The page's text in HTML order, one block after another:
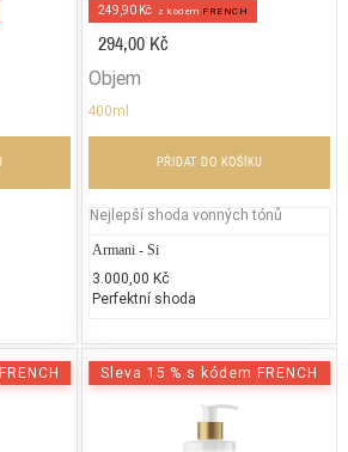
249,90 Kč z kodem FRENCH
294,00 Kč
Objem
400ml
PŘIDAT DO KOŠÍKU
Nejlepší shoda vonných tónů
Armani - Si
3.000,00 Kč
Perfektní shoda
Sleva 15 % s kódem FRENCH